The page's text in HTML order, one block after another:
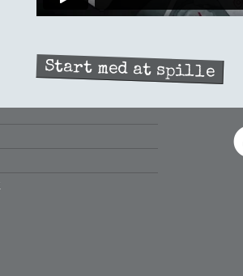
Start med at spille